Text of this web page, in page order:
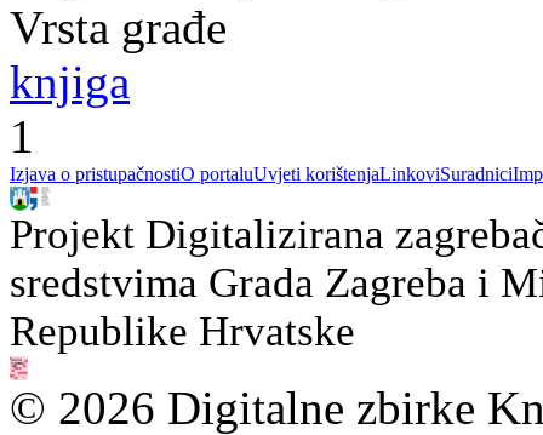
Vrsta građe
knjiga
1
Izjava o pristupačnostiO portaluUvjeti korištenjaLinkoviSuradnici
Projekt Digitalizirana
sredstvima Grada Zagreba i
Republike Hrvatske
© 2026 Digitalne zbirke